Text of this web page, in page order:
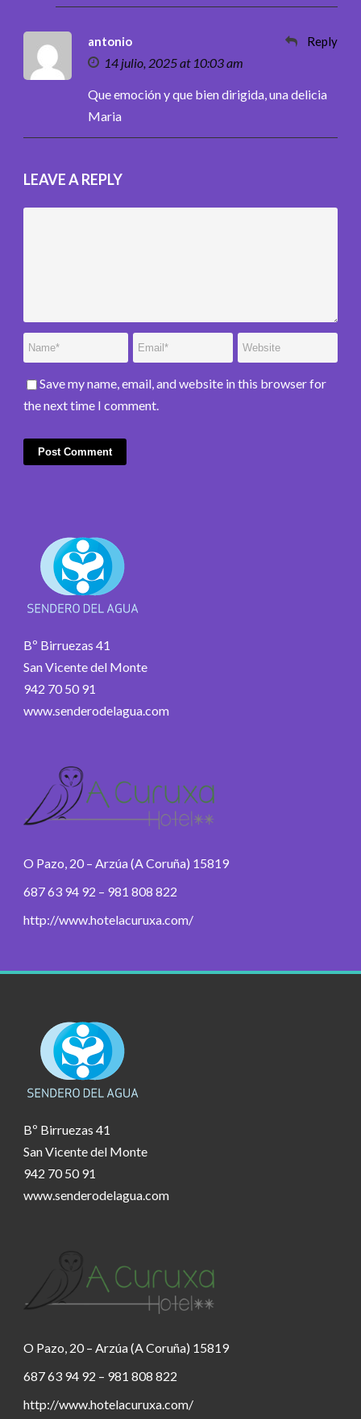
antonio
14 julio, 2025 at 10:03 am
Reply
Que emoción y que bien dirigida, una delicia
Maria
LEAVE A REPLY
Save my name, email, and website in this browser for
the next time I comment.
Bº Birruezas 41
San Vicente del Monte
942 70 50 91
www.senderodelagua.com
O Pazo, 20 – Arzúa (A Coruña) 15819
687 63 94 92 – 981 808 822
http://www.hotelacuruxa.com/
Bº Birruezas 41
San Vicente del Monte
942 70 50 91
www.senderodelagua.com
O Pazo, 20 – Arzúa (A Coruña) 15819
687 63 94 92 – 981 808 822
http://www.hotelacuruxa.com/